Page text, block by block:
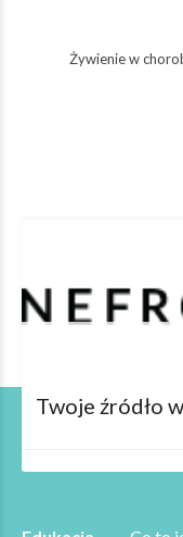
Żywienie w
Twoje źródło